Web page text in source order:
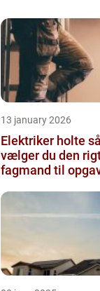
13 january 2026
Elektriker holte sådan
vælger du den
fagmand til